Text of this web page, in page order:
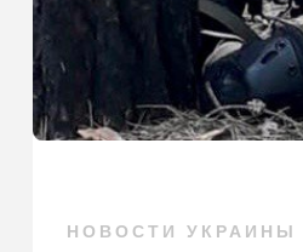
НОВОСТИ УКРАИНЫ